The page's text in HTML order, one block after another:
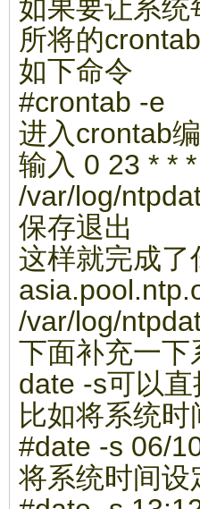
如果要让系
所将的
如下命令
#crontab -e
进入crontab
输入 0 23 * *
/var/log/
保存退出
这样就完成
/var/log/
下面补充一下
date -s可以
比如将系统
#date -s 06/
将系统时间